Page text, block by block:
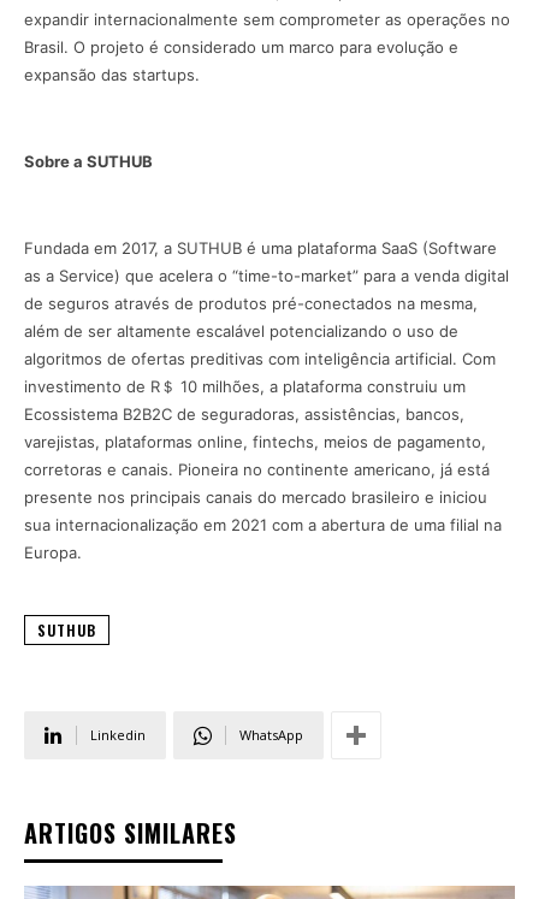
expandir internacionalmente sem comprometer as operações no
Brasil. O projeto é considerado um marco para evolução e
expansão das startups.
Sobre a SUTHUB
Fundada em 2017, a SUTHUB é uma plataforma SaaS (Software
as a Service) que acelera o “time-to-market” para a venda digital
de seguros através de produtos pré-conectados na mesma,
além de ser altamente escalável potencializando o uso de
algoritmos de ofertas preditivas com inteligência artificial. Com
investimento de R＄ 10 milhões, a plataforma construiu um
Ecossistema B2B2C de seguradoras, assistências, bancos,
varejistas, plataformas online, fintechs, meios de pagamento,
corretoras e canais. Pioneira no continente americano, já está
presente nos principais canais do mercado brasileiro e iniciou
sua internacionalização em 2021 com a abertura de uma filial na
Europa.
SUTHUB
Linkedin WhatsApp
ARTIGOS SIMILARES